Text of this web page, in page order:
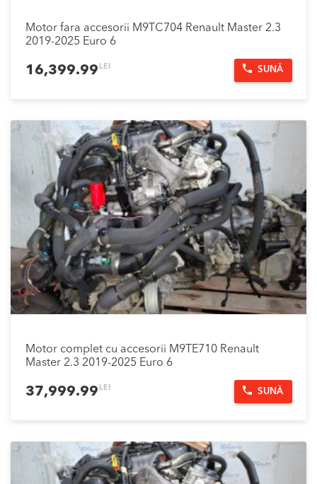
Motor fara accesorii M9TC704 Renault Master 2.3
2019-2025 Euro 6
16,399.99 LEI SUNĂ
Motor complet cu accesorii M9TE710 Renault
Master 2.3 2019-2025 Euro 6
37,999.99 LEI SUNĂ